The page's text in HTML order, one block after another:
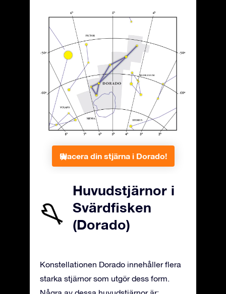
Placera din stjärna i Dorado!
Huvudstjärnor i
Svärdfisken
(Dorado)
Konstellationen Dorado innehåller flera
starka stjärnor som utgör dess form.